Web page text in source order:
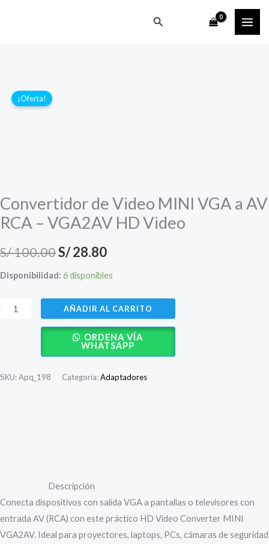
Buscar
¡Oferta!
Convertidor de Video MINI VGA a AV
RCA – VGA2AV HD Video
S/100.00El
precio
original
era:
S/ 100.00.
S/28.80El
precio
actual
es:
S/ 28.80.
Disponibilidad: 6 disponibles
Convertidor
cantidad
AÑADIR AL CARRITO
ORDENA VÍA
WHATSAPP
SKU:Apq_198 Categoría:Adaptadores
Descripción
Conecta dispositivos con salida VGA a pantallas o televisores con
entrada AV (RCA) con este práctico HD Video Converter MINI
VGA2AV. Ideal para proyectores, laptops, PCs, cámaras de seguridad